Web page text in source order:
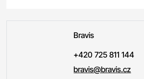
Bravis
+420 725 811 144
bravis@bravis.cz